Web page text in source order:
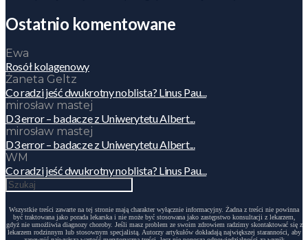
Ostatnio komentowane
Ewa
Rosół kolagenowy
Żaneta Geltz
Co radzi jeść dwukrotny noblista? Linus Pau...
mirosław mastej
D3 error – badacze z Uniwerytetu Albert...
mirosław mastej
D3 error – badacze z Uniwerytetu Albert...
WM
Co radzi jeść dwukrotny noblista? Linus Pau...
Wszystkie treści zawarte na tej stronie mają charakter wyłącznie informacyjny. Żadna z treści nie powinna
być traktowana jako porada lekarska i nie może być stosowana jako zastępstwo konsultacji z lekarzem,
gdyż nie umożliwia diagnozy choroby. Jeśli masz problem ze swoim zdrowiem radzimy skontaktować się z
lekarzem rodzinnym lub stosownym specjalistą. Autorzy artykułów dokładają największej staranności, aby